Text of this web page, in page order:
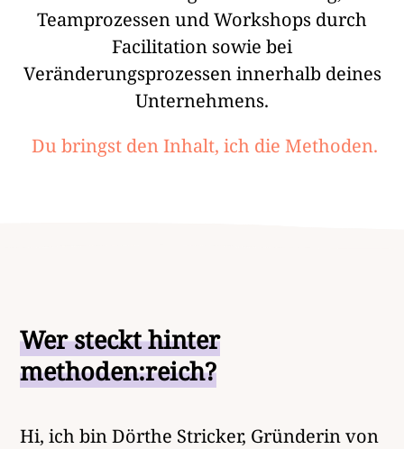
Teamprozessen und Workshops durch
Facilitation sowie bei
Veränderungsprozessen innerhalb deines
Unternehmens.
Du bringst den Inhalt, ich die Methoden.
Wer steckt hinter
methoden:reich?
Hi, ich bin Dörthe Stricker, Gründerin von